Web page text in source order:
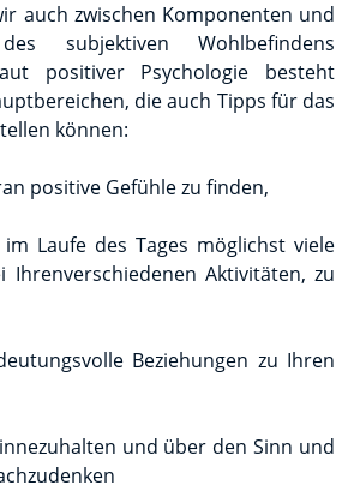
auch zwischen Komponenten und
subjektiven Wohlbefindens
positiver Psychologie besteht
die auch Tipps für das
können:
positive Gefühle zu finden,
Laufe des Tages möglichst viele
Ihrenverschiedenen Aktivitäten, zu
Beziehungen zu Ihren
und über den Sinn und